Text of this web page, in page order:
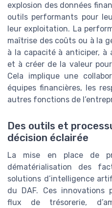
explosion des données
outils performants pour
leur exploitation. La
maîtrise des coûts ou à la
à la capacité à anticiper, à
et à créer de la valeur
Cela implique une
équipes financières, les
autres fonctions de
Des outils et
décision éclairée
La mise en place de
dématérialisation des
solutions d’intelligence
du DAF. Ces innovations
flux de trésorerie,